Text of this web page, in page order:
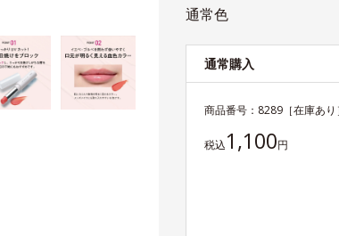
通常色
通常購入
商品番号： 8289 ［在庫あり］
税込1,100円